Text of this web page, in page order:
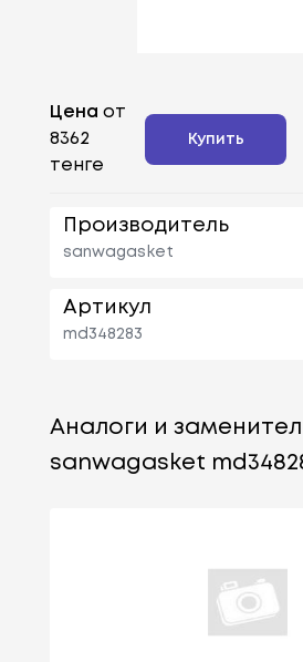
Цена от
8362
тенге
Купить
Производитель
sanwagasket
Артикул
md348283
Аналоги и
sanwagasket